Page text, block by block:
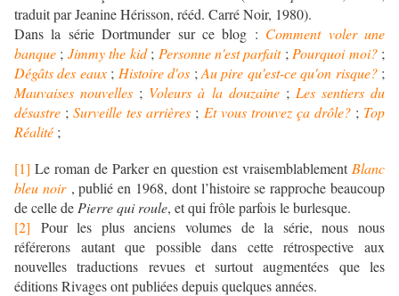
traduit par Jeanine Hérisson, rééd. Carré Noir, 1980).
Dans la série Dortmunder sur ce blog : Comment voler une
banque ; Jimmy the kid; Personne n'est parfait; Pourquoi moi?;
Dégâts des eaux; Histoire d'os ; Au pire qu'est-ce qu'on risque?;
Mauvaises nouvelles ; Voleurs à la douzaine; Les sentiers du
désastre ;Surveille tes arrières ; Et vous trouvez ça drôle?; Top
Réalité ;
[1] Le roman de Parker en question est vraisemblablement Blanc
bleu noir , publié en 1968, dont l’histoire se rapproche beaucoup
de celle de Pierre qui roule, et qui frôle parfois le burlesque.
[2] Pour les plus anciens volumes de la série, nous nous
référerons autant que possible dans cette rétrospective aux
nouvelles traductions revues et surtout augmentées que les
éditions Rivages ont publiées depuis quelques années.